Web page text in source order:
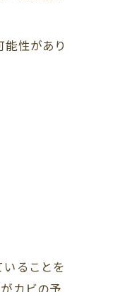
性があり
ることを
カビの予